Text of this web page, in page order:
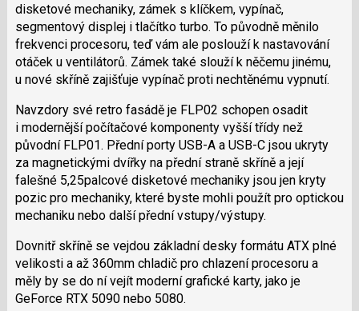
disketové mechaniky, zámek s klíčkem, vypínač,
segmentový displej i tlačítko turbo. To původně měnilo
frekvenci procesoru, teď vám ale poslouží k nastavování
otáček u ventilátorů. Zámek také slouží k něčemu jinému,
u nové skříně zajišťuje vypínač proti nechtěnému vypnutí.
Navzdory své retro fasádě je FLP02 schopen osadit
i modernější počítačové komponenty vyšší třídy než
původní FLP01. Přední porty USB-A a USB-C jsou ukryty
za magnetickými dvířky na přední straně skříně a její
falešné 5,25palcové disketové mechaniky jsou jen kryty
pozic pro mechaniky, které byste mohli použít pro optickou
mechaniku nebo další přední vstupy/výstupy.
Dovnitř skříně se vejdou základní desky formátu ATX plné
velikosti a až 360mm chladič pro chlazení procesoru a
měly by se do ní vejít moderní grafické karty, jako je
GeForce RTX 5090 nebo 5080.